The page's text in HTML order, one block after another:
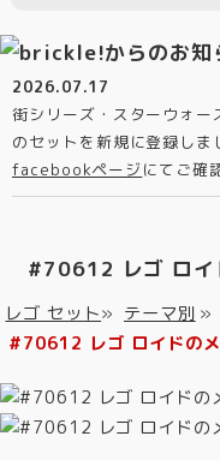
2026.07.17
街シリーズ・スターウォ
のセットを新規に登録しま
facebookページ にてご確
#70612 レゴ ロイ
レゴ セット» テーマ別 »
#70612 レゴ ロイドの